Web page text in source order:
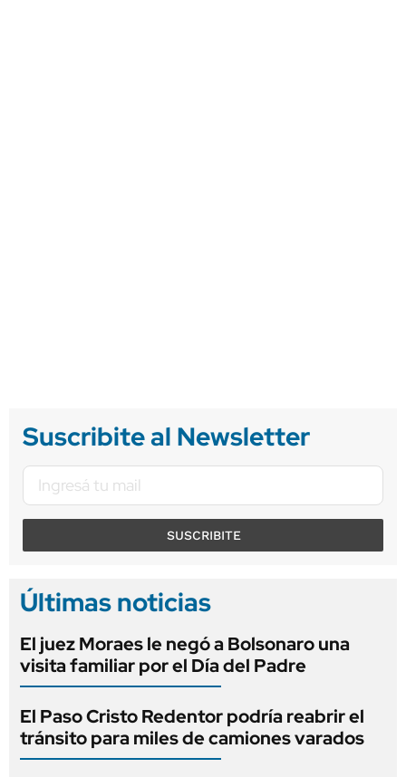
Suscribite al Newsletter
SUSCRIBITE
Últimas noticias
El juez Moraes le negó a Bolsonaro una
visita familiar por el Día del Padre
El Paso Cristo Redentor podría reabrir el
tránsito para miles de camiones varados